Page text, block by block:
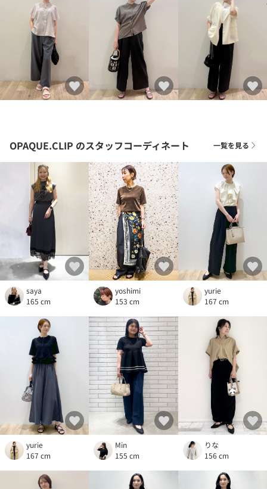
OPAQUE.CLIP のスタッフコーディネート 一覧を見る
saya
165 cm
yoshimi
153 cm
yurie
167 cm
yurie
167 cm
Min
155 cm
りな
156 cm